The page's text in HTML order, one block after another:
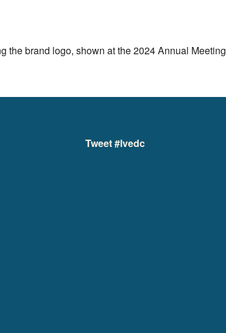
the brand logo, shown at the 2024 Annual Meeting
Tweet #lvedc